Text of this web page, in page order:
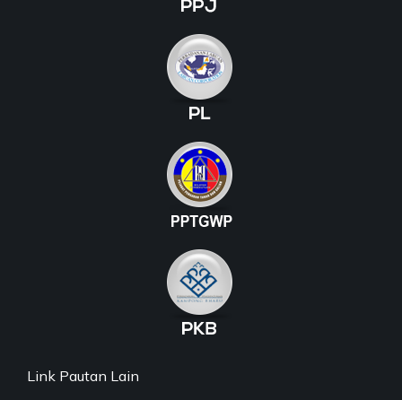
Link Pautan Lain